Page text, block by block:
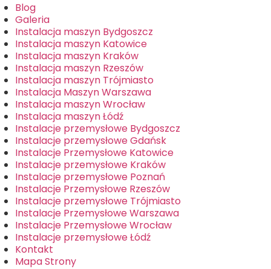
Blog
Galeria
Instalacja maszyn Bydgoszcz
Instalacja maszyn Katowice
Instalacja maszyn Kraków
Instalacja maszyn Rzeszów
Instalacja maszyn Trójmiasto
Instalacja Maszyn Warszawa
Instalacja maszyn Wrocław
Instalacja maszyn Łódź
Instalacje przemysłowe Bydgoszcz
Instalacje przemysłowe Gdańsk
Instalacje Przemysłowe Katowice
Instalacje przemysłowe Kraków
Instalacje przemysłowe Poznań
Instalacje Przemysłowe Rzeszów
Instalacje przemysłowe Trójmiasto
Instalacje Przemysłowe Warszawa
Instalacje Przemysłowe Wrocław
Instalacje przemysłowe Łódź
Kontakt
Mapa Strony